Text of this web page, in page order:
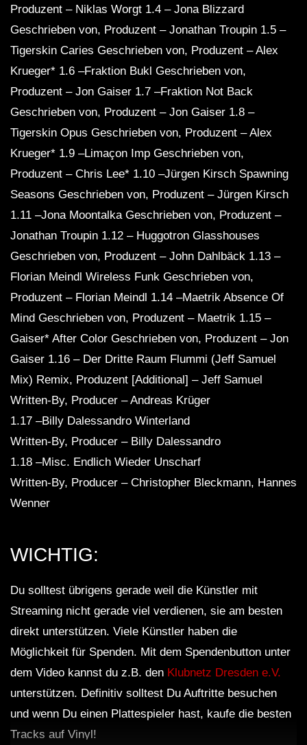
Produzent – ​​Niklas Worgt 1.4 – Jona Blizzard
Geschrieben von, Produzent – ​​Jonathan Troupin 1.5 –
Tigerskin Caries Geschrieben von, Produzent – ​​Alex
Krueger* 1.6 –Fraktion Bukl Geschrieben von,
Produzent – ​​Jon Gaiser 1.7 –Fraktion Not Back
Geschrieben von, Produzent – ​​Jon Gaiser 1.8 –
Tigerskin Opus Geschrieben von, Produzent – ​​Alex
Krueger* 1.9 –Limaçon Imp Geschrieben von,
Produzent – ​​Chris Lee* 1.10 –Jürgen Kirsch Spawning
Seasons Geschrieben von, Produzent – ​​Jürgen Kirsch
1.11 –Jona Moontalka Geschrieben von, Produzent – ​​
Jonathan Troupin 1.12 – Huggotron Glasshouses
Geschrieben von, Produzent – ​​John Dahlbäck 1.13 –
Florian Meindl Wireless Funk Geschrieben von,
Produzent – ​​Florian Meindl 1.14 –Maetrik Absence Of
Mind Geschrieben von, Produzent – ​​Maetrik 1.15 –
Gaiser* After Color Geschrieben von, Produzent – ​​Jon
Gaiser 1.16 – Der Dritte Raum Flummi (Jeff Samuel
Mix) Remix, Produzent [Additional] – Jeff Samuel
Written-By, Producer – Andreas Krüger
1.17 –Billy Dalessandro Winterland
Written-By, Producer – Billy Dalessandro
1.18 –Misc. Endlich Wieder Unscharf
Written-By, Producer – Christopher Bleckmann, Hannes
Wenner
WICHTIG:
Du solltest übrigens gerade weil die Künstler mit
Streaming nicht gerade viel verdienen, sie am besten
direkt unterstützen. Viele Künstler haben die
Möglichkeit für Spenden. Mit dem Spendenbutton unter
dem Video kannst du z.B. den Klubnetz Dresden e.V.
unterstützen. Definitiv solltest Du Auftritte besuchen
und wenn Du einen Plattespieler hast, kaufe die besten
Tracks auf Vinyl!